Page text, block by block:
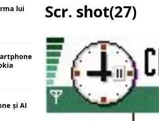
Agent Q – Smartphone de lux cu rădăcini Nokia
ÎN PRIM PLAN
Scr. shot(27)
lui
și AI